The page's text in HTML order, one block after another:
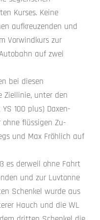
Kurses. Keine
aufkreu­zenden und
Vor­windkurs zur
auf zwei
bei diesen
Ziellinie, unter den
100 plus) Daxen­
ohne flüssigen Zu­
und Max Fröhlich auf
es derweil ohne Fahrt
und zur Luvtonne
Schenkel wurde aus
Hauch und die WL